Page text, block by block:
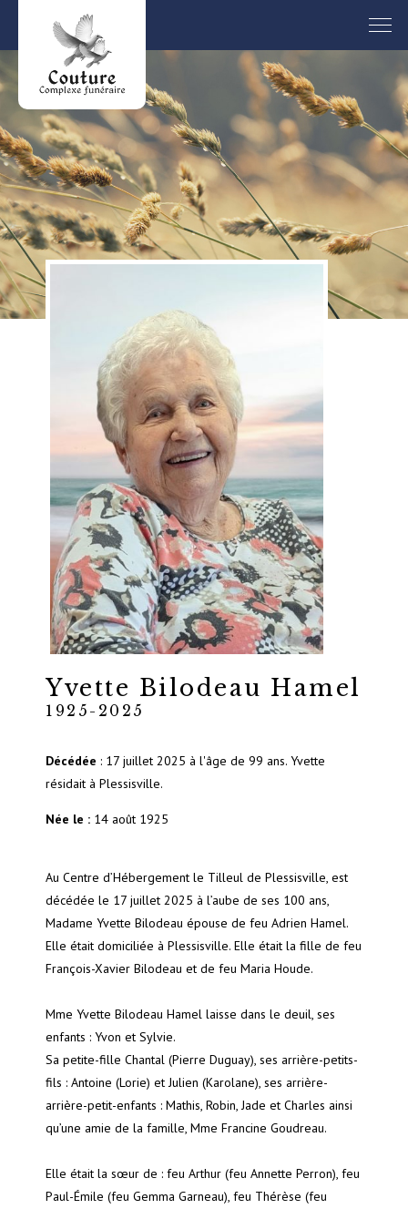
Yvette Bilodeau Hamel
1925-2025
Décédée : 17 juillet 2025 à l'âge de 99 ans. Yvette
résidait à Plessisville.
Née le : 14 août 1925
Au Centre d’Hébergement le Tilleul de Plessisville, est
décédée le 17 juillet 2025 à l’aube de ses 100 ans,
Madame Yvette Bilodeau épouse de feu Adrien Hamel.
Elle était domiciliée à Plessisville. Elle était la fille de feu
François-Xavier Bilodeau et de feu Maria Houde.
Mme Yvette Bilodeau Hamel laisse dans le deuil, ses
enfants : Yvon et Sylvie.
Sa petite-fille Chantal (Pierre Duguay), ses arrière-petits-
fils : Antoine (Lorie) et Julien (Karolane), ses arrière-
arrière-petit-enfants : Mathis, Robin, Jade et Charles ainsi
qu’une amie de la famille, Mme Francine Goudreau.
Elle était la sœur de : feu Arthur (feu Annette Perron), feu
Paul-Émile (feu Gemma Garneau), feu Thérèse (feu